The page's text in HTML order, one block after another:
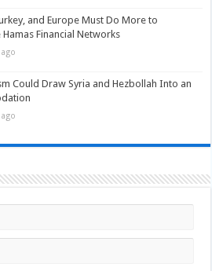
and Europe Must Do More to
Hamas Financial Networks
Could Draw Syria and Hezbollah Into an